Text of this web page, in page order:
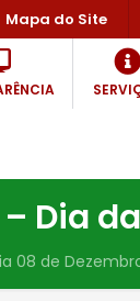
Mapa do Site
Dia
08 de